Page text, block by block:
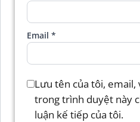
Email *
Lưu tên của tôi, email,
trong trình duyệt này
luận kế tiếp của tôi.